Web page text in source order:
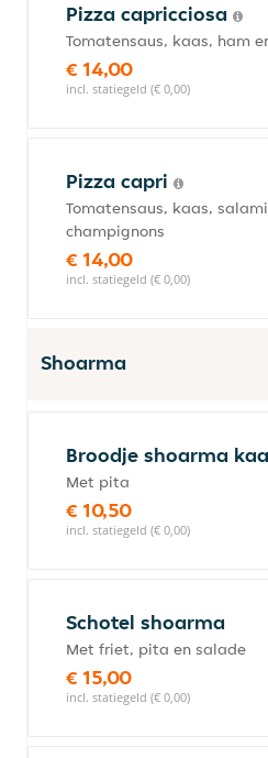
Pizza capricciosa
Tomatensaus, kaas, ham
€ 14,00
incl. statiegeld (€ 0,00)
Pizza capri
Tomatensaus, kaas,
champignons
€ 14,00
incl. statiegeld (€ 0,00)
Shoarma
Broodje shoarma
Met pita
€ 10,50
incl. statiegeld (€ 0,00)
Schotel shoarma
Met friet, pita en salade
€ 15,00
incl. statiegeld (€ 0,00)